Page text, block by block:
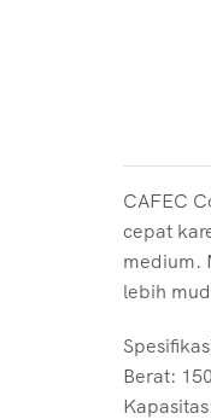
CAFEC
cepat
medium.
lebih
Berat: